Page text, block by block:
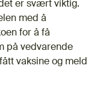
er svært viktig.
med å
for å få
på vedvarende
vaksine og meld